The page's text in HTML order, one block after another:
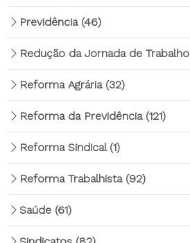
Previdência (46)
Redução da Jornada de Trabalho
Reforma Agrária (32)
Reforma da Previdência (121)
Reforma Sindical (1)
Reforma Trabalhista (92)
Saúde (61)